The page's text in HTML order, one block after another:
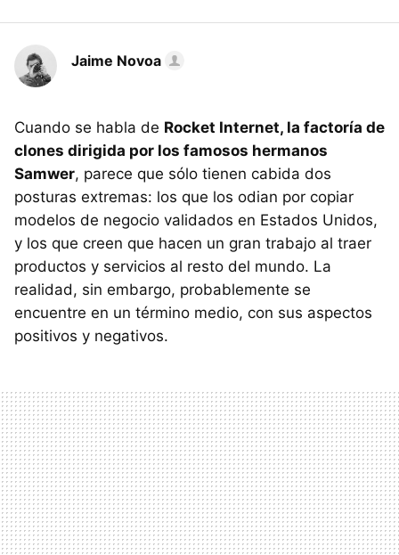
Jaime Novoa
Cuando se habla de Rocket Internet, la factoría de
clones dirigida por los famosos hermanos
Samwer, parece que sólo tienen cabida dos
posturas extremas: los que los odian por copiar
modelos de negocio validados en Estados Unidos,
y los que creen que hacen un gran trabajo al traer
productos y servicios al resto del mundo. La
realidad, sin embargo, probablemente se
encuentre en un término medio, con sus aspectos
positivos y negativos.